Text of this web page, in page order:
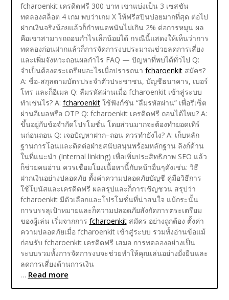
fcharoenkit เครดิตฟรี 300 บาท เขาแบ่งเป็น 3 เซสชัน
ทดลองสล็อต 4 เกม พบว่าเกม X ให้ฟรีสปินบ่อยมากที่สุด ต่อไป
ฝากเงินจริงน้อยแล้วก็กำหนดพนันไม่เกิน 2% ต่อการหมุน ผล
คือเขาสามารถถอนกำไรเล็กน้อยได้ กรณีนี้แสดงให้เห็นว่าการ
ทดลองก่อนฝากแล้วก็การจัดการงบประมาณช่วยลดการเสี่ยง
และเพิ่มจังหวะถอนผลกำไร FAQ — ปัญหาที่พบได้ทั่วไป Q:
จำเป็นต้องตระเตรียมอะไรเมื่อปรารถนา fcharoenkitสมัคร?
A: ชื่อ-สกุลตามบัตรประจำตัวประชาชน, บัญชีธนาคาร, เบอร์
โทร และก็อีเมล Q: ลืมรหัสผ่านเมื่อ fcharoenkit เข้าสู่ระบบ
ทำเช่นไร? A: fcharoenkitใช้ฟังก์ชัน “ลืมรหัสผ่าน” เพื่อรีเซ็ต
ผ่านอีเมลหรือ OTP Q: fcharoenkit เครดิตฟรี ถอนได้ไหม? A:
ขึ้นอยู่กับข้อจำกัดโปรโมชั่น โดยส่วนมากจะต้องทำยอดเทิร์
นก่อนถอน Q: เจอปัญหาฝาก–ถอน ควรทำยังไง? A: เก็บหลัก
ฐานการโอนและติดต่อฝ่ายสนับสนุนพร้อมหลักฐาน ลิงก์ด้าน
ในที่แนะนำ (Internal linking) เพื่อเพิ่มประสิทธิภาพ SEO แล้ว
ก็ช่วยคนอ่าน ควรเชื่อมโยงเนื้อหานี้กับหน้าอื่นๆดังเช่น: วิธี
ฝากเงินอย่างปลอดภัย ตั้งค่าความปลอดภัยบัญชี คู่มือวิธีการ
ใช้โบนัสและเครดิตฟรี ผลสรุปและก็การเชิญชวน สรุปว่า
fcharoenkit มีตัวเลือกและโปรโมชั่นที่น่าสนใจ แม้กระนั้น
การบรรลุเป้าหมายและก็ความปลอดภัยสังกัดการตระเตรียม
ของผู้เล่น เริ่มจากการ fcharoenkitสมัคร อย่างถูกต้อง ตั้งค่า
ความปลอดภัยเมื่อ fcharoenkit เข้าสู่ระบบ รวมทั้งอ่านข้อแม้
ก่อนรับ fcharoenkit เครดิตฟรี เสมอ การทดลองอย่างเป็น
ระบบรวมทั้งการจัดการงบจะช่วยทำให้คุณเล่นอย่างยั่งยืนและ
ลดการเสี่ยงด้านการเงิน
… Read more